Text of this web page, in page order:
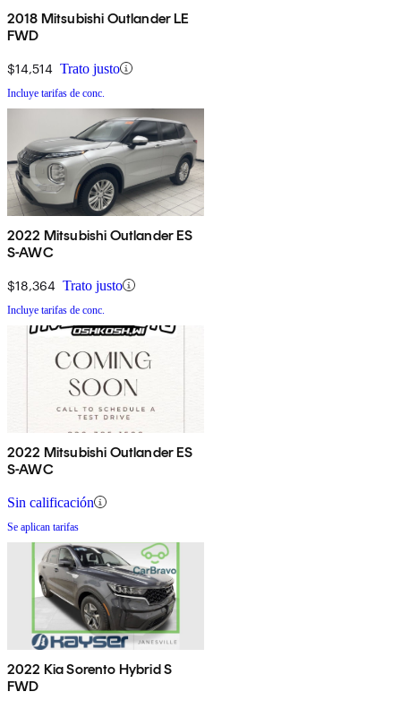
2018 Mitsubishi Outlander LE
FWD
$14,514 Trato justo
Incluye tarifas de conc.
2022 Mitsubishi Outlander ES
S-AWC
$18,364 Trato justo
Incluye tarifas de conc.
2022 Mitsubishi Outlander ES
S-AWC
Sin calificación
Se aplican tarifas
2022 Kia Sorento Hybrid S
FWD